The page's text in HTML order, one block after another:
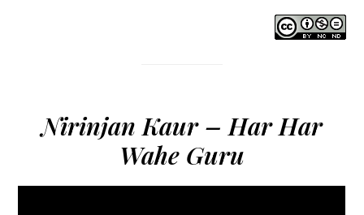
Nirinjan Kaur – Har Har
Wahe Guru